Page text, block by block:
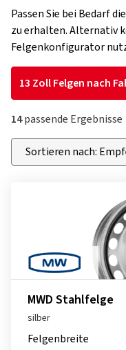
Passen Sie bei Bedarf
zu erhalten. Alternativ
Felgenkonfigurator
13 Zoll Felgen nach
14passende Ergebnisse
MWD Stahlfelge
silber
Felgenbreite